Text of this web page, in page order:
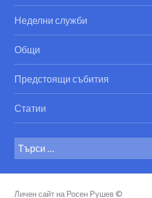
Неделни служби
Общи
Предстоящи събития
Статии
Search
for:
Личен сайт на Росен Рушев ©